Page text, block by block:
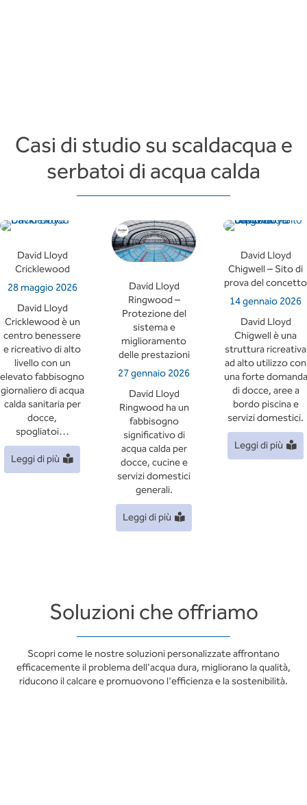
Casi di studio su scaldacqua e
serbatoi di acqua calda
David Lloyd
Cricklewood
28 maggio 2026
David Lloyd
Cricklewood è un
centro benessere
e ricreativo di alto
livello con un
elevato fabbisogno
giornaliero di acqua
calda sanitaria per
docce,
spogliatoi…
Leggi di più
David Lloyd
Ringwood –
Protezione del
sistema e
miglioramento
delle prestazioni
27 gennaio 2026
David Lloyd
Ringwood ha un
fabbisogno
significativo di
acqua calda per
docce, cucine e
servizi domestici
generali.
Leggi di più
David Lloyd
Chigwell – Sito di
prova del concetto
14 gennaio 2026
David Lloyd
Chigwell è una
struttura ricreativa
ad alto utilizzo con
una forte domanda
di docce, aree a
bordo piscina e
servizi domestici.
Leggi di più
Soluzioni che offriamo
Scopri come le nostre soluzioni personalizzate affrontano
efficacemente il problema dell'acqua dura, migliorano la qualità,
riducono il calcare e promuovono l'efficienza e la sostenibilità.